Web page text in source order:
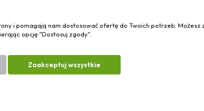
i pomagają nam dostosować ofertę do Twoich potrzeb.
opcję "Dostosuj zgody".
Zaakceptuj wszystkie